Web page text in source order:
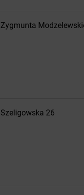
Zygmunta
Szeligowska 26